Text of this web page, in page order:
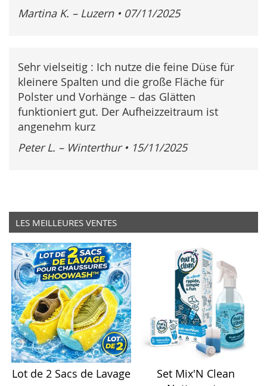
Martina K. – Luzern • 07/11/2025
Sehr vielseitig : Ich nutze die feine Düse für
kleinere Spalten und die große Fläche für
Polster und Vorhänge – das Glätten
funktioniert gut. Der Aufheizzeitraum ist
angenehm kurz
Peter L. – Winterthur • 15/11/2025
LES MEILLEURES VENTES
Lot de 2 Sacs de Lavage
Set Mix'N Clean